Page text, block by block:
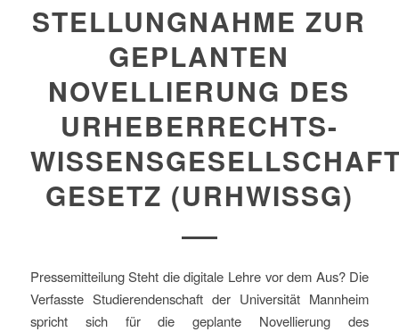
STELLUNGNAHME ZUR
GEPLANTEN
NOVELLIERUNG DES
URHEBERRECHTS-
GESETZ (URHWISSG)
Pressemitteilung Steht die digitale Lehre vor dem Aus? Die
Verfasste Studierendenschaft der Universität Mannheim
spricht sich für die geplante Novellierung des